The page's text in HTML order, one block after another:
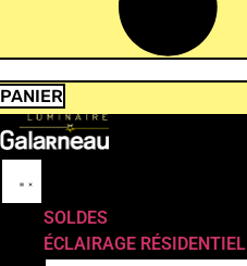
PANIER
SOLDES
ÉCLAIRAGE RÉSIDENTIEL